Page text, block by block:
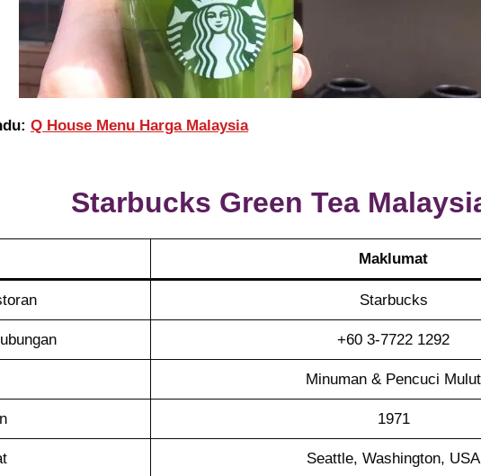
Q House Menu Harga Malaysia
Starbucks Green Tea
Maklumat
Starbucks
+60 3-7722 1292
Minuman & Pencuci Mulut
1971
Seattle, Washington, USA